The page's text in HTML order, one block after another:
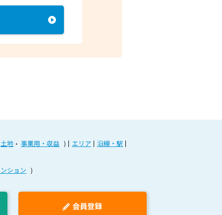
土地 事業用・収益 エリア 沿線・駅
ション
会員登録